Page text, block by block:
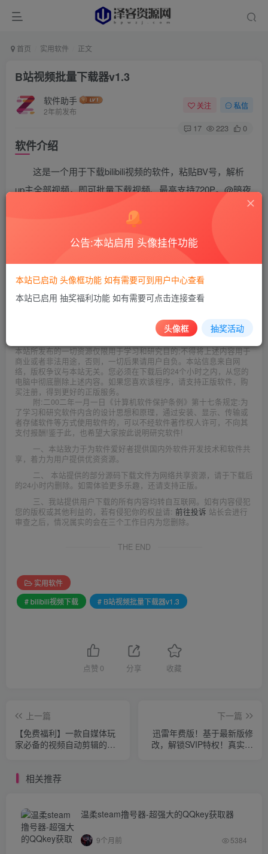
首页 实用软件 正文
B站视频批量下载器v1.3
软件助手
2年前发布
关注 私信
17 223 0
软件介绍
这是一个用于下载bilibili视频的软件，粘贴BV号，解析
up主全部视频，即可批量下载视频、最高支持720P。@暗夜
此处内容已隐藏，请评论后刷新页面查看.
本站所发布的一切资源仅限用于学习和研究目的;不得将上述内容用于
商业或者非法用途，否则，一切后果请用户自负。本站信息来自网
络，版权争议与本站无关。您必须在下载后的24个小时之内，从您的
电脑中彻底删除上述内容。如果您喜欢该程序，请支持正版软件，购
买注册，得到更好的正版服务。
附:二00二年一月一日《计算机软件保护条例》第十七条规定:为
了学习和研究软件内含的设计思想和原理，通过安装、显示、传输或
者存储软件等方式使用软件的，可以不经软件著作权人许可，不向其
支付报酬!鉴于此，也希望大家按此说明研究软件!
一、本站致力于为软件爱好者提供国内外软件开发技术和软件共
享，着力为用户提供优资资源。
二、 本站提供的部分源码下载文件为网络共享资源，请于下载后
的24小时内删除。如需体验更多乐趣，还请支持正版。
三、我站提供用户下载的所有内容均转自互联网。如有内容侵犯
您的版权或其他利益的，若有侵犯你的权益请: 前往投诉 站长会进行
审查之后，情况属实的会在三个工作日内为您删除。
THE END
实用软件
# bilibili视频下载
# B站视频批量下载器v1.3
点赞 0 分享 收藏
上一篇
【免费福利】一款自媒体玩
家必备的视频自动剪辑的软
下一篇
迅雷年费版！基于最新版修
改，解锁SVIP特权！真实有
相关推荐
温柔steam撸号器-超强大的QQkey获取器
9个月前 5384
公告:本站启用 头像挂件功能
本站已启动 头像框功能 如有需要可到用户中心查看
本站已启用 抽奖福利功能 如有需要可点击连接查看
头像框 抽奖活动